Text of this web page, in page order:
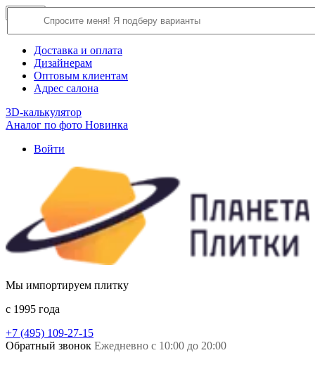
О компании
Доставка и оплата
Дизайнерам
Оптовым клиентам
Адрес салона
3D-калькулятор
Аналог по фото Новинка
Войти
Мы импортируем плитку
c 1995 года
+7 (495) 109-27-15
Обратный звонок Ежедневно с 10:00 до 20:00